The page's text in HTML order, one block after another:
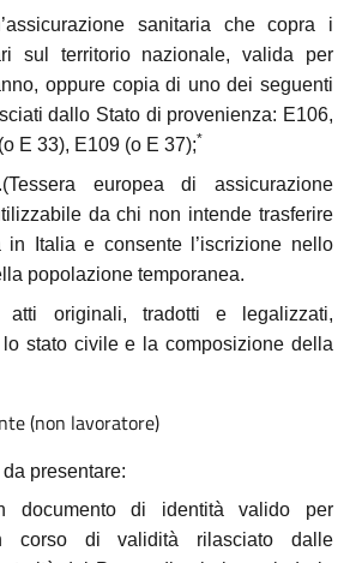
sanitaria che copra i
sul territorio nazionale, valida per
oppure copia di uno dei seguenti
dallo Stato di provenienza: E106,
E 33), E109 (o E 37);*
europea di assicurazione
da chi non intende trasferire
in Italia e consente l’iscrizione nello
popolazione temporanea.
atti originali, tradotti e legalizzati,
lo stato civile e la composizione della
(non lavoratore)
presentare:
documento di identità valido per
corso di validità rilasciato dalle